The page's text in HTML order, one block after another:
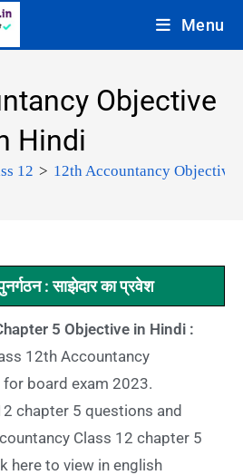
Menu
Objective
Hindi
12 > 12th Accountancy Objective
: साझेदार का प्रवेश
5 Objective in Hindi :
12th Accountancy
board exam 2023.
chapter 5 questions and
Class 12 chapter 5
here to view in english